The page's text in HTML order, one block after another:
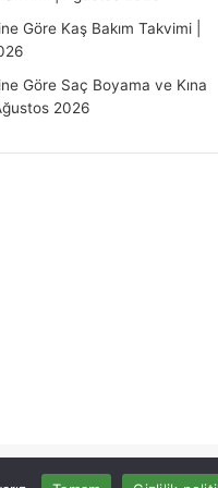
Göre Kaş Bakım Takvimi |
Göre Saç Boyama ve Kına
2026